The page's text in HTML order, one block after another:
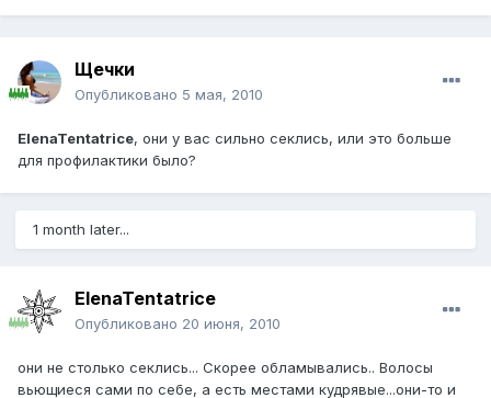
Щечки
Опубликовано 5 мая, 2010
ElenaTentatrice, они у вас сильно секлись, или это больше
для профилактики было?
1 month later...
ElenaTentatrice
Опубликовано 20 июня, 2010
они не столько секлись... Скорее обламывались.. Волосы
вьющиеся сами по себе, а есть местами кудрявые...они-то и